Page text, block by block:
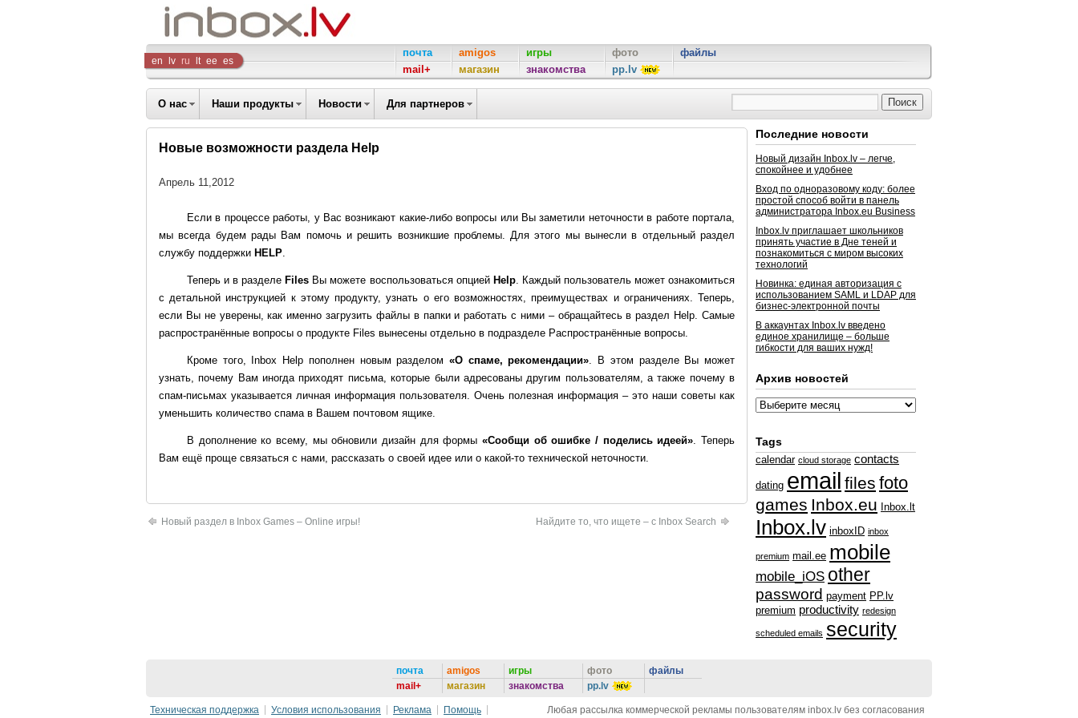
Inbox
Company
en lv ru lt ee es
почта
mail+
amigos
магазин
игры
знакомства
фото
pp.lv
файлы
О нас Наши продукты Новости Для партнеров
Новые возможности раздела Help
Апрель 11,2012
Если в процессе работы, у Вас возникают какие-либо вопросы или Вы заметили неточности в работе портала,
мы всегда будем рады Вам помочь и решить возникшие проблемы. Для этого мы вынесли в отдельный раздел
службу поддержки HELP.
Теперь и в разделе Files Вы можете воспользоваться опцией Help. Каждый пользователь может ознакомиться
с детальной инструкцией к этому продукту, узнать о его возможностях, преимуществах и ограничениях. Теперь,
если Вы не уверены, как именно загрузить файлы в папки и работать с ними – обращайтесь в раздел Help. Cамые
распространённые вопросы о продукте Files вынесены отдельно в подразделе Распространённые вопросы.
Кроме того, Inbox Help пополнен новым разделом«О спаме, рекомендации». В этом разделе Вы может
узнать, почему Вам иногда приходят письма, которые были адресованы другим пользователям, а также почему в
спам-письмах указывается личная информация пользователя. Очень полезная информация – это наши советы как
уменьшить количество спама в Вашем почтовом ящике.
В дополнение ко всему, мы обновили дизайн для формы «Сообщи об ошибке / поделись идеей». Теперь
Вам ещё проще связаться с нами, рассказать о своей идее или о какой-то технической неточности.
Новый раздел в Inbox Games – Online игры! Найдите то, что ищете – с Inbox Search
Последние новости
Новый дизайн Inbox.lv – легче,
спокойнее и удобнее
Вход по одноразовому коду: более
простой способ войти в панель
администратора Inbox.eu Business
Inbox.lv приглашает школьников
принять участие в Дне теней и
познакомиться с миром высоких
технологий
Новинка: единая авторизация с
использованием SAML и LDAP для
бизнес-электронной почты
В аккаунтах Inbox.lv введено
единое хранилище – больше
гибкости для ваших нужд!
Архив новостей
Tags
calendar cloud storage contacts
dating email files foto
games Inbox.eu Inbox.lt
Inbox.lv inboxID inbox
premium mail.ee mobile
mobile_iOS other
password payment PP.lv
premium productivity redesign
scheduled emails security
почта
mail+
amigos
магазин
игры
знакомства
фото
pp.lv
файлы
Техническая поддержка Условия использования Реклама Помощь Любая рассылка коммерческой рекламы пользователям inbox.lv без согласования